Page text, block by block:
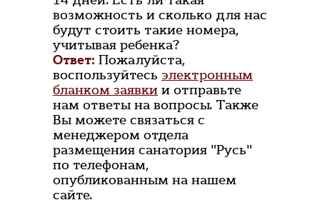
возможность и сколько для нас
будут стоить такие номера,
учитывая ребенка?
Ответ: Пожалуйста,
воспользуйтесь электронным
бланком заявки и отправьте
нам ответы на вопросы. Также
Вы можете связаться с
менеджером отдела
размещения санатория "Русь"
по телефонам,
опубликованным на нашем
сайте.